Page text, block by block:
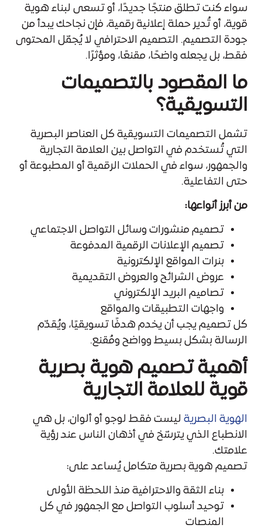
سواء كنت تطلق منتجًا جديدًا، أو تسعى لبناء هوية
قوية، أو تُدير حملة إعلانية رقمية، فإن نجاحك يبدأ من
جودة التصميم. التصميم الاحترافي لا يُجمّل المحتوى
فقط، بل يجعله واضحًا، مقنعًا، ومؤثرًا.
ما المقصود بالتصميمات
التسويقية؟
تشمل التصميمات التسويقية كل العناصر البصرية
التي تُستخدم في التواصل بين العلامة التجارية
والجمهور، سواء في الحملات الرقمية أو المطبوعة أو
حتى التفاعلية.
من أبرز أنواعها:
تصميم منشورات وسائل التواصل الاجتماعي
تصميم الإعلانات الرقمية المدفوعة
بنرات المواقع الإلكترونية
عروض الشرائح والعروض التقديمية
تصاميم البريد الإلكتروني
واجهات التطبيقات والمواقع
كل تصميم يجب أن يخدم هدفًا تسويقيًا، ويُقدّم
الرسالة بشكل بسيط وواضح ومُقنع.
أهمية تصميم هوية بصرية
قوية للعلامة التجارية
الهوية البصرية ليست فقط لوجو أو ألوان، بل هي
الانطباع الذي يترسّخ في أذهان الناس عند رؤية
علامتك.
تصميم هوية بصرية متكامل يُساعد على:
بناء الثقة والاحترافية منذ اللحظة الأولى
توحيد أسلوب التواصل مع الجمهور في كل
المنصات